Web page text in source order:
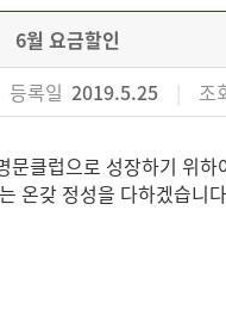
6월 요금할인
등록일 2019.5.25 조
문클럽으로 성장하기 위하
온갖 정성을 다하겠습니